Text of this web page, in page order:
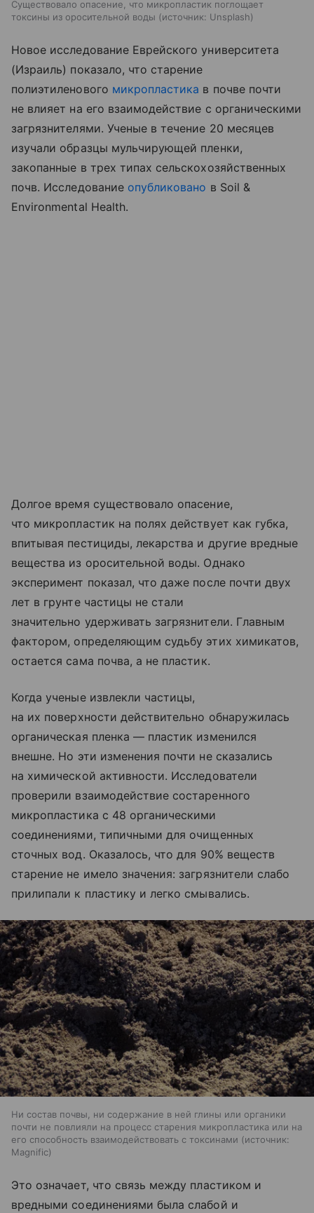
Существовало опасение, что микропластик поглощает
токсины из оросительной воды
источник: Unsplash
Новое исследование Еврейского университета
(Израиль) показало, что старение
полиэтиленового микропластика в почве почти
не влияет на его взаимодействие с органическими
загрязнителями. Ученые в течение 20 месяцев
изучали образцы мульчирующей пленки,
закопанные в трех типах сельскохозяйственных
почв. Исследование опубликовано в Soil &
Environmental Health.
Долгое время существовало опасение,
что микропластик на полях действует как губка,
впитывая пестициды, лекарства и другие вредные
вещества из оросительной воды. Однако
эксперимент показал, что даже после почти двух
лет в грунте частицы не стали
значительно удерживать загрязнители. Главным
фактором, определяющим судьбу этих химикатов,
остается сама почва, а не пластик.
Когда ученые извлекли частицы,
на их поверхности действительно обнаружилась
органическая пленка — пластик изменился
внешне. Но эти изменения почти не сказались
на химической активности. Исследователи
проверили взаимодействие состаренного
микропластика с 48 органическими
соединениями, типичными для очищенных
сточных вод. Оказалось, что для 90% веществ
старение не имело значения: загрязнители слабо
прилипали к пластику и легко смывались.
Ни состав почвы, ни содержание в ней глины или органики
почти не повлияли на процесс старения микропластика или на
его способность взаимодействовать с токсинами
источник:
Magnific
Это означает, что связь между пластиком и
вредными соединениями была слабой и